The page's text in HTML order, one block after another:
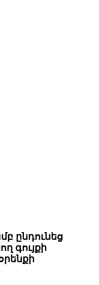
ընդունեց
գույքի